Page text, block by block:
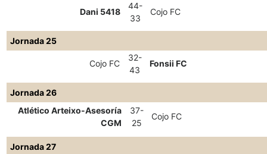
Dani 5418
44-
33
Cojo FC
Jornada 25
Cojo FC
32-
43
Fonsii FC
Jornada 26
Atlético Arteixo-Asesoría
CGM
37-
25
Cojo FC
Jornada 27